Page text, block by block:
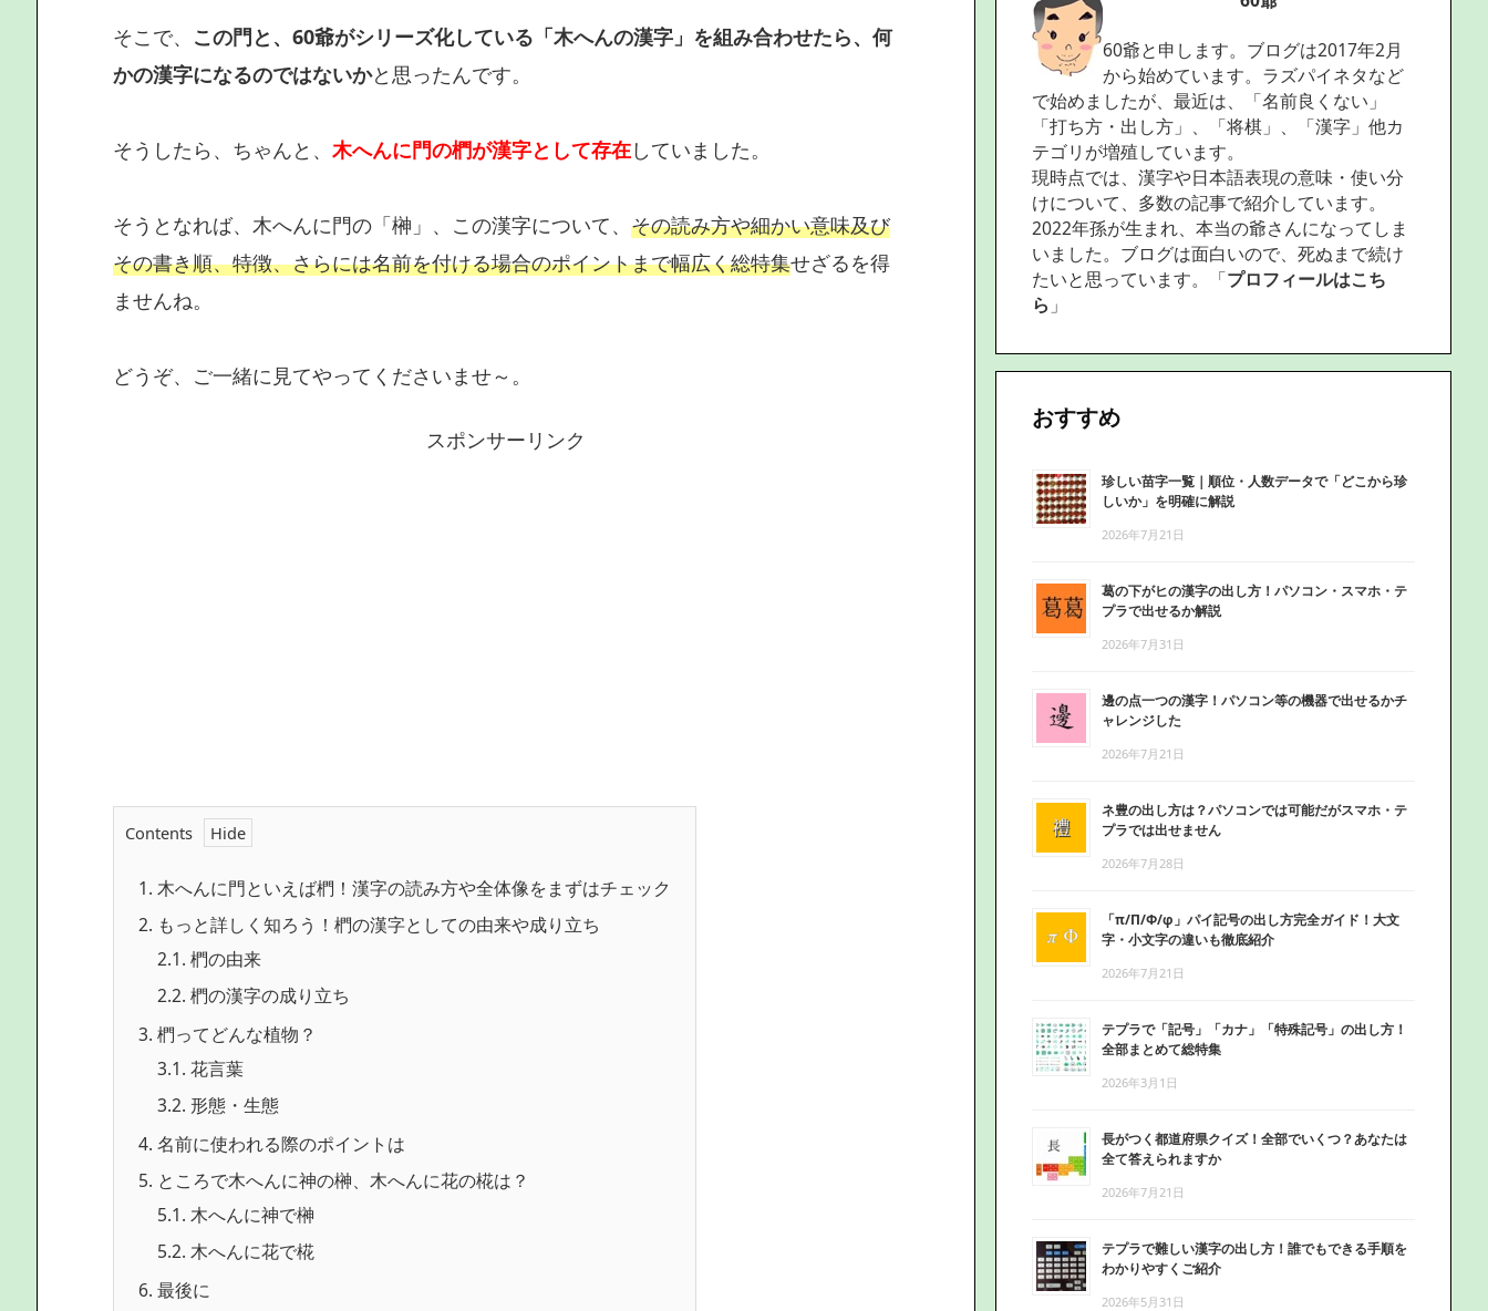
そこで、 この門と、60爺がシリーズ化している「木へんの漢字」を組み合わせたら、何
かの漢字になるのではないかと思ったんです。
そうしたら、ちゃんと、 木へんに門の椚が漢字として存在していました。
そうとなれば、木へんに門の「榊」、この漢字について、 その読み方や細かい意味及び
その書き順、特徴、さらには名前を付ける場合のポイントまで幅広く総特集せざるを得
ませんね。
どうぞ、ご一緒に見てやってくださいませ～。
スポンサーリンク
Contents
1. 木へんに門といえば椚！漢字の読み方や全体像をまずはチェック
2. もっと詳しく知ろう！椚の漢字としての由来や成り立ち
2.1. 椚の由来
2.2. 椚の漢字の成り立ち
3. 椚ってどんな植物？
3.1. 花言葉
3.2. 形態・生態
4. 名前に使われる際のポイントは
5. ところで木へんに神の榊、木へんに花の椛は？
5.1. 木へんに神で榊
5.2. 木へんに花で椛
6. 最後に
60爺と申します。ブログは2017年2月
から始めています。ラズパイネタなど
で始めましたが、最近は、「名前良くない」
「打ち方・出し方」、「将棋」、「漢字」他カ
テゴリが増殖しています。
現時点では、漢字や日本語表現の意味・使い分
けについて、多数の記事で紹介しています。
2022年孫が生まれ、本当の爺さんになってしま
いました。ブログは面白いので、死ぬまで続け
たいと思っています。「プロフィールはこち
ら 」
おすすめ
珍しい苗字一覧｜順位・人数データで「どこから珍
しいか」を明確に解説
2026年7月21日
葛の下がヒの漢字の出し方！パソコン・スマホ・テ
プラで出せるか解説
2026年7月31日
邊の点一つの漢字！パソコン等の機器で出せるかチ
ャレンジした
2026年7月21日
ネ豊の出し方は？パソコンでは可能だがスマホ・テ
プラでは出せません
2026年7月28日
「π/Π/Φ/φ」パイ記号の出し方完全ガイド！大文
字・小文字の違いも徹底紹介
2026年7月21日
テプラで「記号」「カナ」「特殊記号」の出し方！
全部まとめて総特集
2026年3月1日
長がつく都道府県クイズ！全部でいくつ？あなたは
全て答えられますか
2026年7月21日
テプラで難しい漢字の出し方！誰でもできる手順を
わかりやすくご紹介
2026年5月31日